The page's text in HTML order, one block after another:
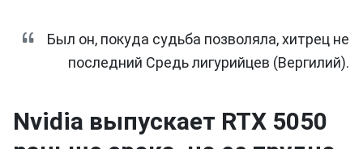
Был он, покуда судьба позволяла, хитрец не
последний Средь лигурийцев (Вергилий).
Nvidia выпускает RTX 5050